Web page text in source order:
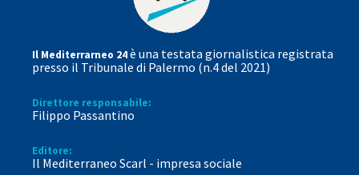
Il Mediterrarneo 24è una testata giornalistica registrata
presso il Tribunale di Palermo (n.4 del 2021)
Direttore responsabile:
Filippo Passantino
Editore:
Il Mediterraneo Scarl - impresa sociale